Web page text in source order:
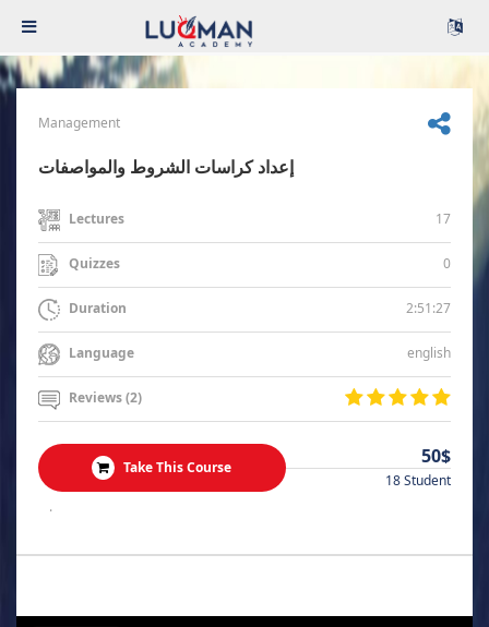
Management
إعداد كراسات الشروط والمواصفات
Lectures 17
Quizzes 0
Duration 2:51:27
Language english
Reviews (2)
Take This Course 50$
18 Student
.